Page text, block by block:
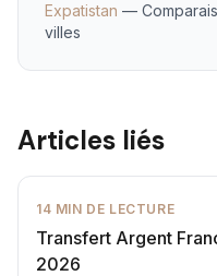
Expatistan —
villes
Articles liés
14 MIN DE LECTURE
Transfert Argent
2026